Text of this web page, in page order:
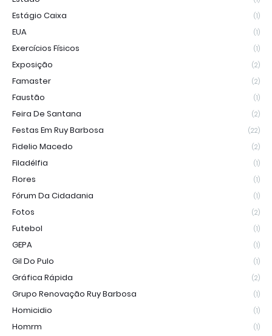
Estágio Caixa (1)
EUA (1)
Exercícios Físicos (1)
Exposição (2)
Famaster (2)
Faustão (1)
Feira De Santana (2)
Festas Em Ruy Barbosa (22)
Fidelio Macedo (2)
Filadélfia (1)
Flores (1)
Fórum Da Cidadania (1)
Fotos (2)
Futebol (1)
GEPA (1)
Gil Do Pulo (1)
Gráfica Rápida (2)
Grupo Renovação Ruy Barbosa (1)
Homicidio (1)
Homrm (1)